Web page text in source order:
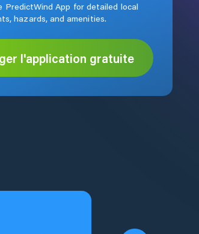
PredictWind App for detailed local
hazards, and amenities.
l'application gratuite